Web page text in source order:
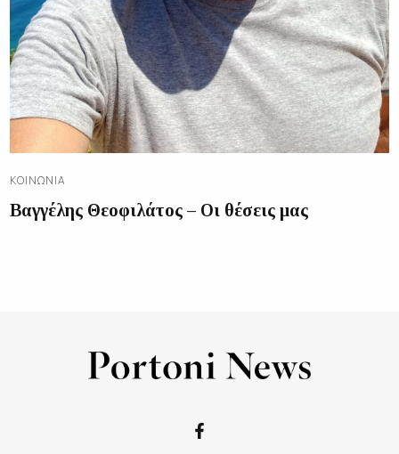
ΚΟΙΝΩΝΊΑ
Βαγγέλης Θεοφιλάτος – Οι θέσεις μας